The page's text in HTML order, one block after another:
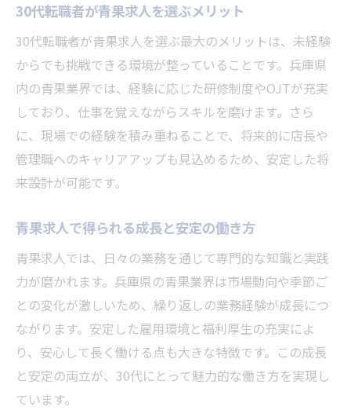
福利厚生が充実した青果求人で安心勤務を実現
青果求人の福利厚生が30代に支持される理
由
30代に嬉しい青果求人の福利厚生内容とは
青果求人で実感する手厚い福利厚生の魅力
福利厚生充実の青果求人がもたらす安心感
青果求人ならではの働きやすさと福利厚生
青果の現場で成長する30代の実例紹介
青果求人で成長した30代のリアルな体験談
30代が青果求人で実現したキャリアアップ
事例
青果求人現場での30代の活躍シーンを紹介
青果求人を通じて成長した30代の声とは
現場で輝く30代の青果求人成功ストーリー
30代転職者が青果求人を選ぶメリット
30代転職者が青果求人を選ぶ最大のメリットは、未経験
からでも挑戦できる環境が整っていることです。兵庫県
内の青果業界では、経験に応じた研修制度やOJTが充実
しており、仕事を覚えながらスキルを磨けます。さら
に、現場での経験を積み重ねることで、将来的に店長や
管理職へのキャリアアップも見込めるため、安定した将
来設計が可能です。
青果求人で得られる成長と安定の働き方
青果求人では、日々の業務を通じて専門的な知識と実践
力が磨かれます。兵庫県の青果業界は市場動向や季節ご
との変化が激しいため、繰り返しの業務経験が成長につ
ながります。安定した雇用環境と福利厚生の充実によ
り、安心して長く働ける点も大きな特徴です。この成長
と安定の両立が、30代にとって魅力的な働き方を実現し
ています。